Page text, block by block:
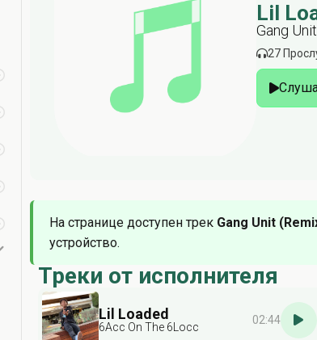
Lil
Gang
27
На странице доступен трек Gang Unit
устройство.
Треки от исполнителя
Lil Loaded
6Acc On The 6Locc
02:44